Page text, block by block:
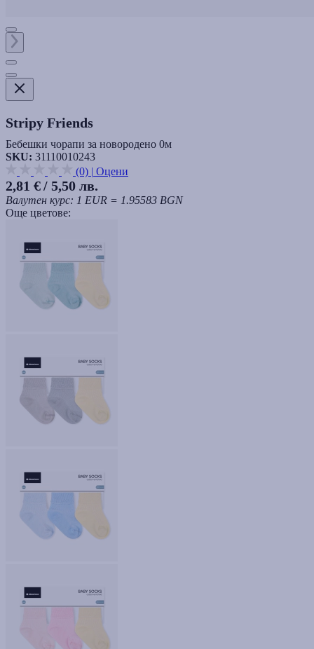
Stripy Friends
Бебешки чорапи за новородено 0м
SKU: 31110010243
(0) | Оцени
2,81 €/ 5,50 лв.
Валутен курс: 1 EUR = 1.95583 BGN
Още цветове: